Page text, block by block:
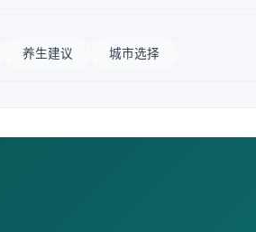
养生建议 城市选择